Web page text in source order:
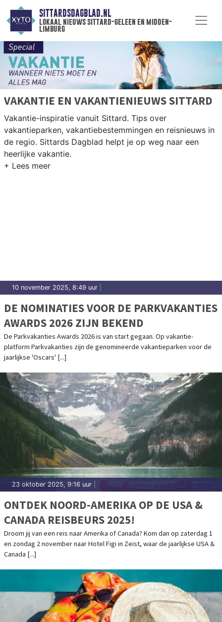
SITTARDSDAGBLAD.NL
lokaal nieuws sittard-geleen en midden-
limburg
VAKANTIE EN VAKANTIENIEUWS SITTARD
Vakantie-inspiratie vanuit Sittard. Tips over
vakantieparken, vakantiebestemmingen en reisnieuws in
de regio. Sittards Dagblad helpt je op weg naar een
heerlijke vakantie.
10 november 2025, 8:49 uur
DE NOMINATIES VOOR DE PARKVAKANTIES
AWARDS 2026 ZIJN BEKEND
De Parkvakanties Awards 2026 is van start gegaan. Op vakantie-
platform Parkvakanties zijn de genomineerde vakantieparken voor de
jaarlijkse 'Oscars' [...]
23 oktober 2025, 9:16 uur
ONTDEK NOORD-AMERIKA OP DE USA &
CANADA REISBEURS 2025!
Droom jij van een reis naar Amerika of Canada? Kom dan op zaterdag 1
en zondag 2 november naar Hotel Figi in Zeist, waar de jaarlijkse USA &
Canada [...]